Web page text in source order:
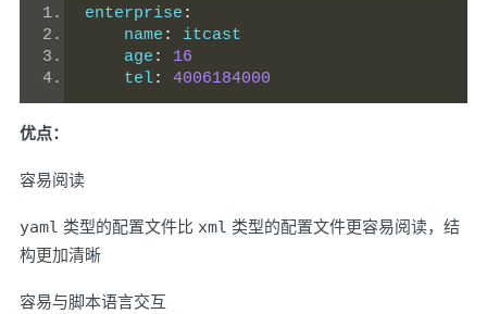
enterprise :
    name
:
itcast
    age
:
16
    tel
: 4006184000
优点：
容易阅读
yaml 类型的配置文件比 xml 类型的配置文件更容易阅读，结
构更加清晰
容易与脚本语言交互